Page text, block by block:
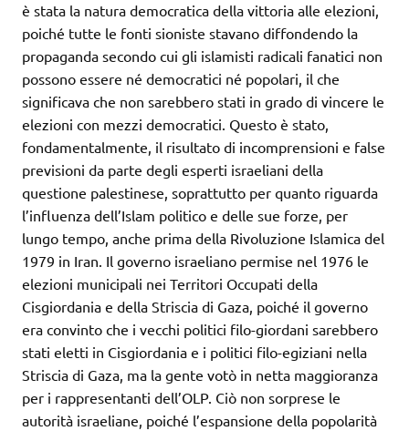
è stata la natura democratica della vittoria alle elezioni,
poiché tutte le fonti sioniste stavano diffondendo la
propaganda secondo cui gli islamisti radicali fanatici non
possono essere né democratici né popolari, il che
significava che non sarebbero stati in grado di vincere le
elezioni con mezzi democratici. Questo è stato,
fondamentalmente, il risultato di incomprensioni e false
previsioni da parte degli esperti israeliani della
questione palestinese, soprattutto per quanto riguarda
l’influenza dell’Islam politico e delle sue forze, per
lungo tempo, anche prima della Rivoluzione Islamica del
1979 in Iran. Il governo israeliano permise nel 1976 le
elezioni municipali nei Territori Occupati della
Cisgiordania e della Striscia di Gaza, poiché il governo
era convinto che i vecchi politici filo-giordani sarebbero
stati eletti in Cisgiordania e i politici filo-egiziani nella
Striscia di Gaza, ma la gente votò in netta maggioranza
per i rappresentanti dell’OLP. Ciò non sorprese le
autorità israeliane, poiché l’espansione della popolarità